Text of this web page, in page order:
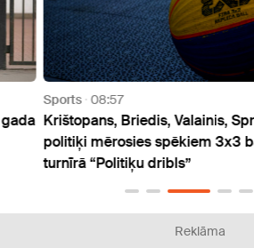
Sports 08:57
Krištopans, Briedis, Valainis,
politiķi mērosies spēkiem 3x3
turnīrā “Politiķu dribls”
Reklāma